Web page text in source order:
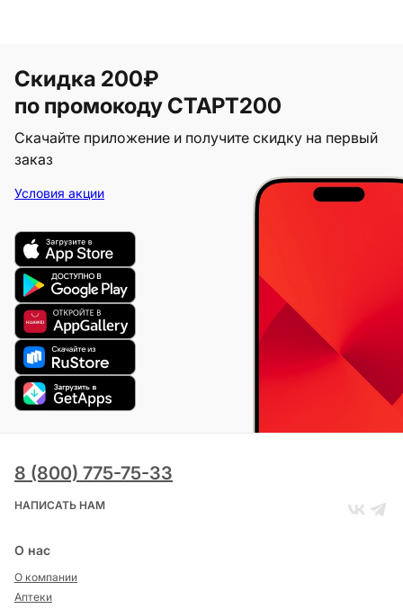
Скидка 200₽
по промокоду СТАРТ200
Скачайте приложение и получите скидку на первый
заказ
Условия акции
8 (800) 775-75-33
НАПИСАТЬ НАМ
О нас
О компании
Аптеки